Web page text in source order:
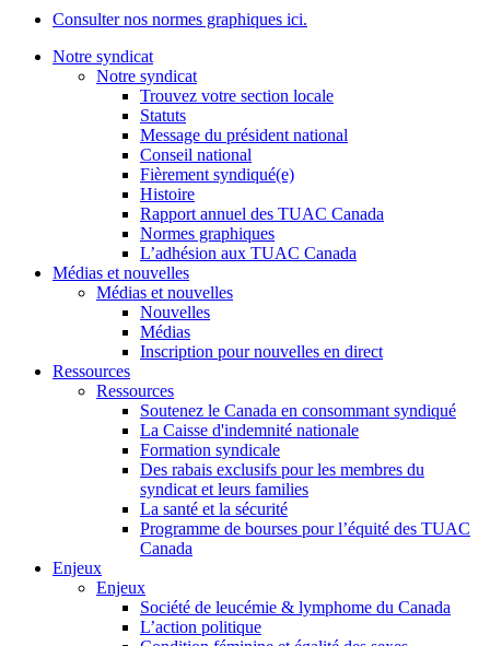
Consulter nos normes graphiques ici.
Notre syndicat
Notre syndicat
Trouvez votre section locale
Statuts
Message du président national
Conseil national
Fièrement syndiqué(e)
Histoire
Rapport annuel des TUAC Canada
Normes graphiques
L’adhésion aux TUAC Canada
Médias et nouvelles
Médias et nouvelles
Nouvelles
Médias
Inscription pour nouvelles en direct
Ressources
Ressources
Soutenez le Canada en consommant syndiqué
La Caisse d'indemnité nationale
Formation syndicale
Des rabais exclusifs pour les membres du
syndicat et leurs families
La santé et la sécurité
Programme de bourses pour l’équité des TUAC
Canada
Enjeux
Enjeux
Société de leucémie & lymphome du Canada
L’action politique